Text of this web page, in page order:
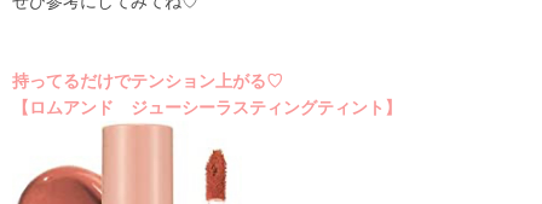
持ってるだけでテンション上がる♡
【ロムアンド ジューシーラスティングティント】